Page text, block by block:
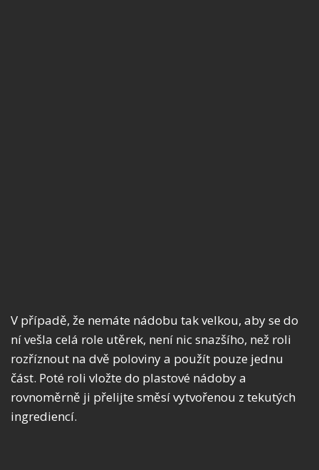
V případě, že nemáte nádobu tak velkou, aby se do
ní vešla celá role utěrek, není nic snazšího, než roli
rozříznout na dvě poloviny a použít pouze jednu
část. Poté roli vložte do plastové nádoby a
rovnoměrně ji přelijte směsí vytvořenou z tekutých
ingrediencí.